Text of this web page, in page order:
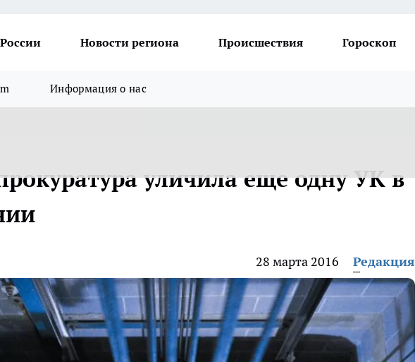
Новости региона Происшествия Гороскоп
Информация о нас
уличила еще одну УК в
28 марта 2016 Редакция